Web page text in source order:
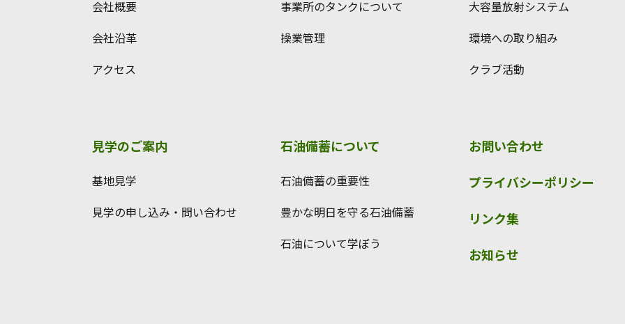
会社概要
会社沿革
アクセス
事業所のタンクについて
操業管理
大容量放射システム
環境への取り組み
クラブ活動
見学のご案内
基地見学
見学の申し込み・問い合わせ
石油備蓄について
石油備蓄の重要性
豊かな明日を守る石油備蓄
石油について学ぼう
お問い合わせ
プライバシーポリシー
リンク集
お知らせ